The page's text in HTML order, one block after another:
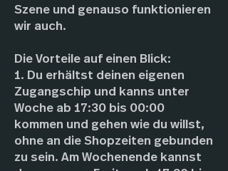
Szene und genauso funktionieren
wir auch.
Die Vorteile auf einen Blick:
1. Du erhältst deinen eigenen
Zugangschip und kanns unter
Woche ab 17:30 bis 00:00
kommen und gehen wie du willst,
ohne an die Shopzeiten gebunden
zu sein. Am Wochenende kannst